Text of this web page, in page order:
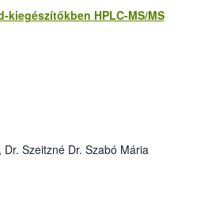
HPLC-MS/MS
Szeitzné Dr. Szabó Mária